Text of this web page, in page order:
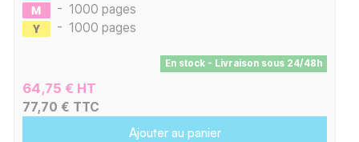
- 1000 pages
- 1000 pages
En stock - Livraison sous 24/48h
64,75 € HT
77,70 € TTC
Ajouter au panier